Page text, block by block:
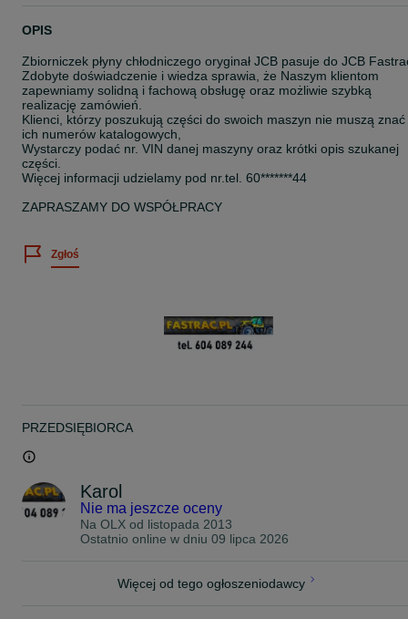
OPIS
Zbiorniczek płyny chłodniczego oryginał JCB pasuje do JCB
Zdobyte doświadczenie i wiedza sprawia, że Naszym klientom
zapewniamy solidną i fachową obsługę oraz możliwie szybką
realizację zamówień.
Klienci, którzy poszukują części do swoich maszyn nie muszą znać
ich numerów katalogowych,
Wystarczy podać nr. VIN danej maszyny oraz krótki opis szukanej
części.
Więcej informacji udzielamy pod nr.tel. 60*******44
ZAPRASZAMY DO WSPÓŁPRACY
Zgłoś
PRZEDSIĘBIORCA
Karol
Nie ma jeszcze oceny
Na OLX od listopada 2013
Ostatnio online w dniu 09 lipca 2026
Więcej od tego ogłoszeniodawcy